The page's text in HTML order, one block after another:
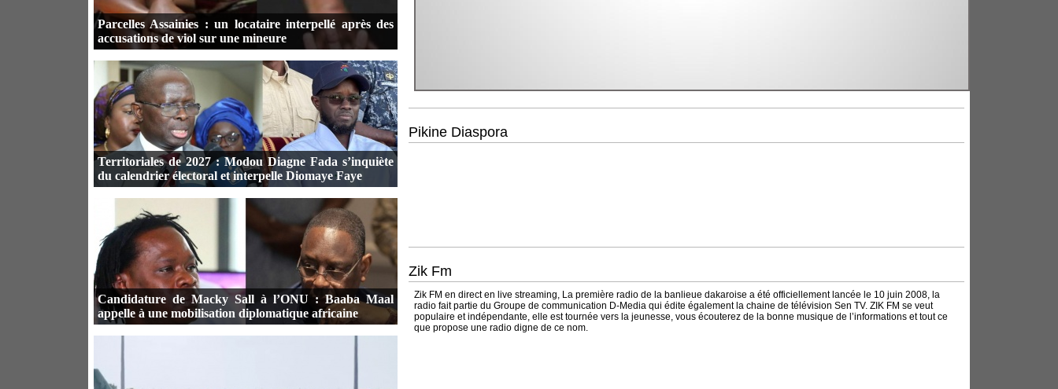
Parcelles Assainies : un locataire interpellé après des
accusations de viol sur une mineure
Territoriales de 2027 : Modou Diagne Fada s’inquiète
du calendrier électoral et interpelle Diomaye Faye
Candidature de Macky Sall à l’ONU : Baaba Maal
appelle à une mobilisation diplomatique africaine
Pikine Diaspora
Zik Fm
Zik FM en direct en live streaming, La première radio de la banlieue dakaroise a été officiellement lancée le 10 juin 2008, la
radio fait partie du Groupe de communication D-Media qui édite également la chaine de télévision Sen TV. ZIK FM se veut
populaire et indépendante, elle est tournée vers la jeunesse, vous écouterez de la bonne musique de l’informations et tout ce
que propose une radio digne de ce nom.